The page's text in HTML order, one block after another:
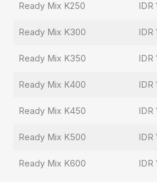
Ready Mix K250 IDR
Ready Mix K300 IDR
Ready Mix K350 IDR
Ready Mix K400 IDR
Ready Mix K450 IDR
Ready Mix K500 IDR
Ready Mix K600 IDR